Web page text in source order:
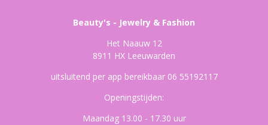
Beauty's - Jewelry & Fashion
Het Naauw 12
8911 HX Leeuwarden
uitsluitend per app bereikbaar 06 55192117
Openingstijden:
Maandag 13.00 - 17.30 uur